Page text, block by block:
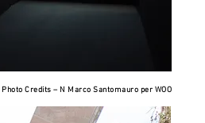
Photo Credits – N Marco Santomauro per WOO